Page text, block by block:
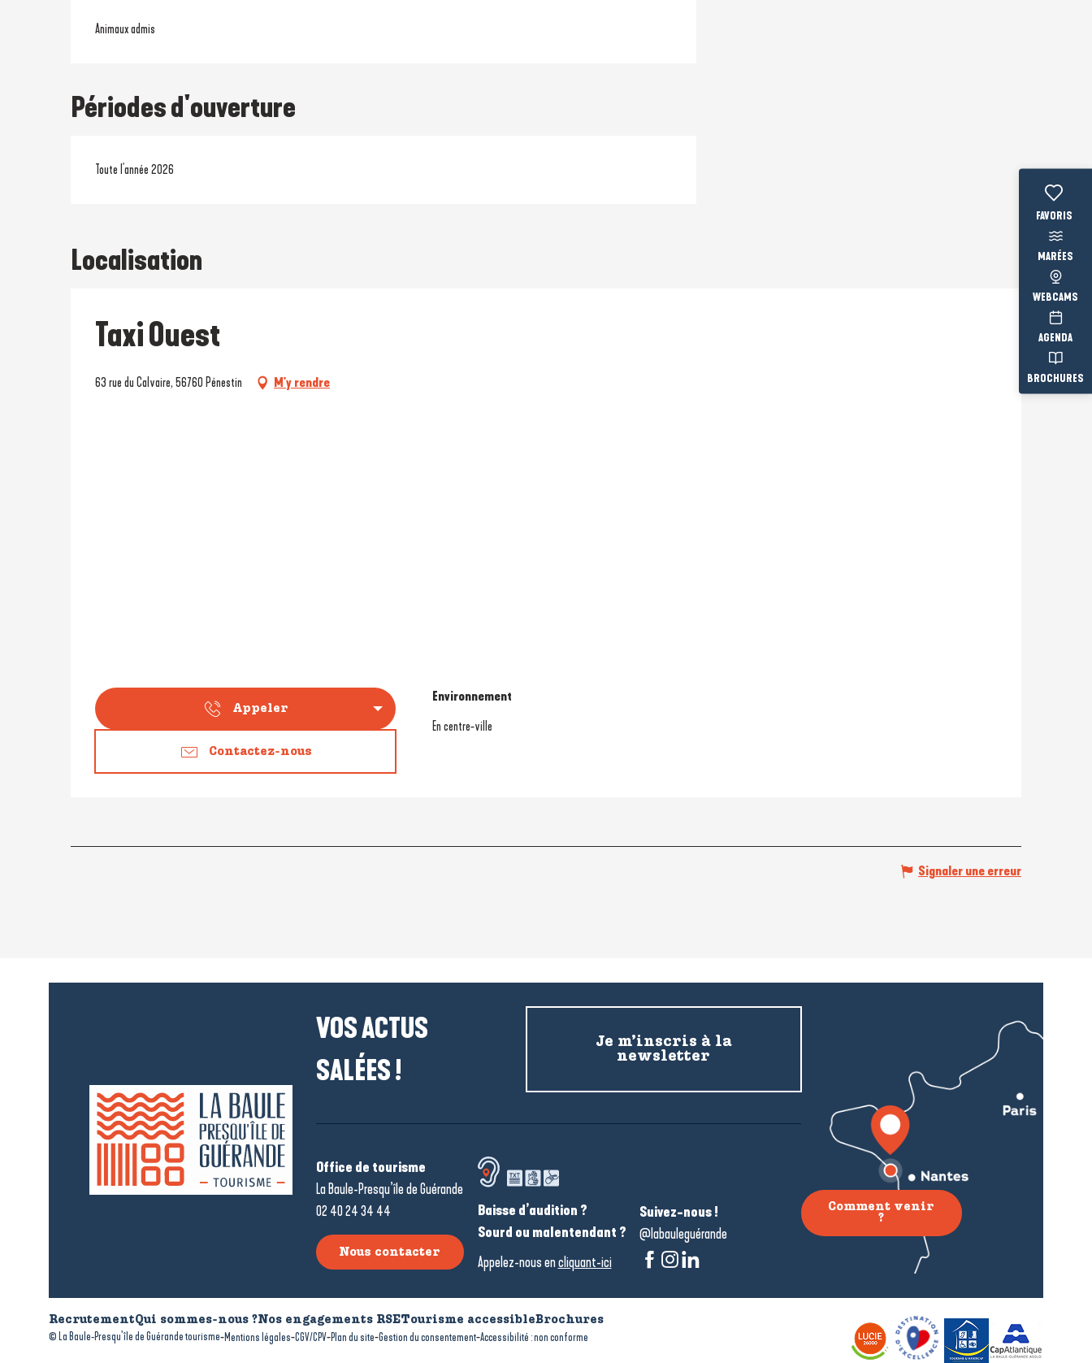
Voir les
MARÉES
WEBCAMS
AGENDA
BROCHURES
Animaux admis
Périodes d'ouverture
Toute l'année 2026
Localisation
Taxi Ouest
63 rue du Calvaire, 56760 Pénestin M'y rendre
Appeler
Contactez-nous
Environnement
Environnement
En centre-ville
Signaler une erreur
VOS ACTUS
SALÉES !
Je m’inscris à la
newsletter
Office de tourisme
La Baule-Presqu’île de Guérande
02 40 24 34 44
Nous contacter
Baisse d’audition ?
Sourd ou malentendant ?
Appelez-nous encliquant-ici
Suivez-nous !
@labauleguérande
Comment venir
?
RecrutementQui sommes-nous ?Nos engagements RSETourisme accessibleBrochures
© La Baule-Presqu’île de Guérande tourisme-Mentions légales-CGV/CPV-Plan du site-Gestion du consentement-Accessibilité : non conforme